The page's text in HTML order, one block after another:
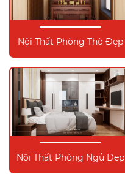
Nội Thất Phòng Thờ Đẹp
Nội Thất Phòng Ngủ Đẹp